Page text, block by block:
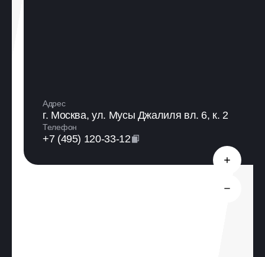
Адрес
г. Москва, ул. Мусы Джалиля вл. 6, к. 2
Телефон
+7 (495) 120-33-12